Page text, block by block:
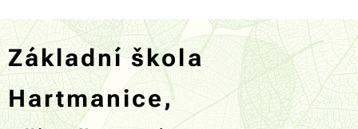
Základní škola
Hartmanice,